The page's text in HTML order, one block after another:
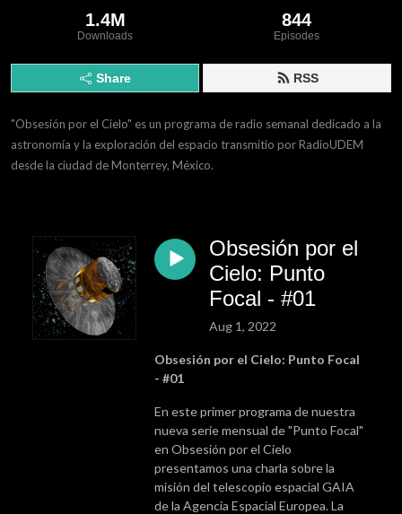
1.4M
Downloads
844
Episodes
Share RSS
"Obsesión por el Cielo" es un programa de radio semanal dedicado a la
astronomía y la exploración del espacio transmitio por RadioUDEM
desde la ciudad de Monterrey, México.
Obsesión por el
Cielo: Punto
Focal - #01
Aug 1, 2022
Obsesión por el Cielo: Punto Focal
- #01
En este primer programa de nuestra
nueva serie mensual de "Punto Focal"
en Obsesión por el Cielo
presentamos una charla sobre la
misión del telescopio espacial GAIA
de la Agencia Espacial Europea. La